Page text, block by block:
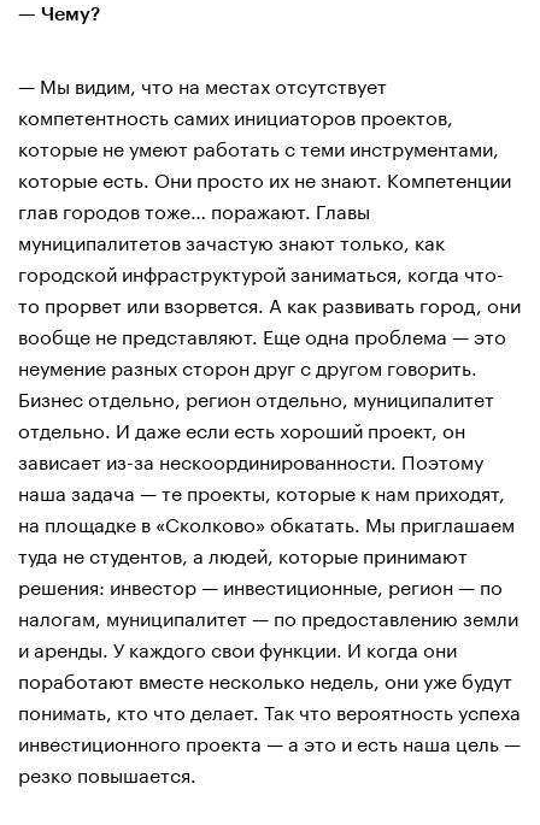
— Чему?
— Мы видим, что на местах отсутствует
компетентность самих инициаторов проектов,
которые не умеют работать с теми инструментами,
которые есть. Они просто их не знают. Компетенции
глав городов тоже… поражают. Главы
муниципалитетов зачастую знают только, как
городской инфраструктурой заниматься, когда что-
то прорвет или взорвется. А как развивать город, они
вообще не представляют. Еще одна проблема — это
неумение разных сторон друг с другом говорить.
Бизнес отдельно, регион отдельно, муниципалитет
отдельно. И даже если есть хороший проект, он
зависает из-за нескоординированности. Поэтому
наша задача — те проекты, которые к нам приходят,
на площадке в «Сколково» обкатать. Мы приглашаем
туда не студентов, а людей, которые принимают
решения: инвестор — инвестиционные, регион — по
налогам, муниципалитет — по предоставлению земли
и аренды. У каждого свои функции. И когда они
поработают вместе несколько недель, они уже будут
понимать, кто что делает. Так что вероятность успеха
инвестиционного проекта — а это и есть наша цель —
резко повышается.